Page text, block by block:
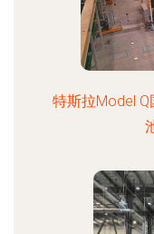
特斯拉Model